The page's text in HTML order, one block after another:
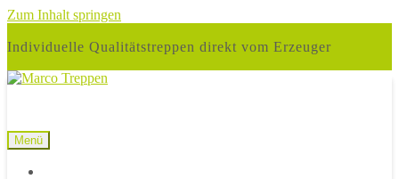
Zum Inhalt springen
Individuelle Qualitätstreppen direkt vom Erzeuger
Menü